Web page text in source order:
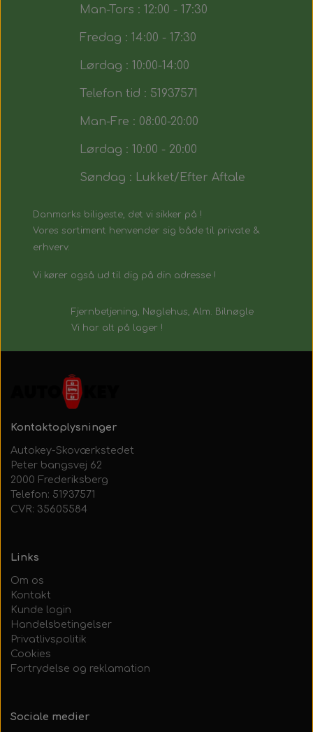
Man-Tors : 12:00 - 17:30
Fredag : 14:00 - 17:30
Lørdag : 10:00-14:00
Telefon tid : 51937571
Man-Fre : 08:00-20:00
Lørdag : 10:00 - 20:00
Søndag : Lukket/Efter Aftale
Danmarks biligeste, det vi sikker på !
Vores sortiment henvender sig både til private &
erhverv.
Vi kører også ud til dig på din adresse !
Fjernbetjening, Nøglehus, Alm. Bilnøgle
Vi har alt på lager !
Kontaktoplysninger
Autokey-Skoværkstedet
Peter bangsvej 62
2000 Frederiksberg
Telefon: 51937571
CVR: 35605584
Links
Om os
Kontakt
Kunde login
Handelsbetingelser
Privatlivspolitik
Cookies
Fortrydelse og reklamation
Sociale medier